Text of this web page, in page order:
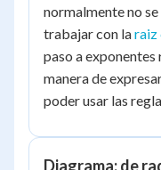
normalmente no
trabajar con laraiz
paso a
manera de
poder usar las
Diagrama: de